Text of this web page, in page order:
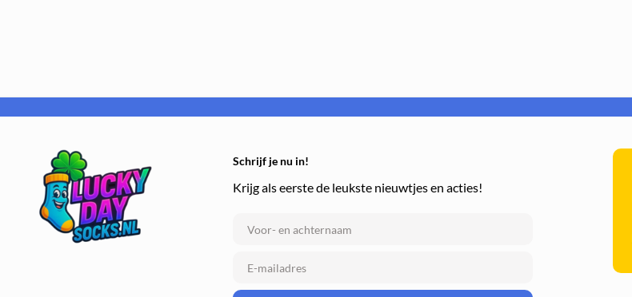
Schrijf je nu in!
Krijg als eerste de leukste nieuwtjes en acties!